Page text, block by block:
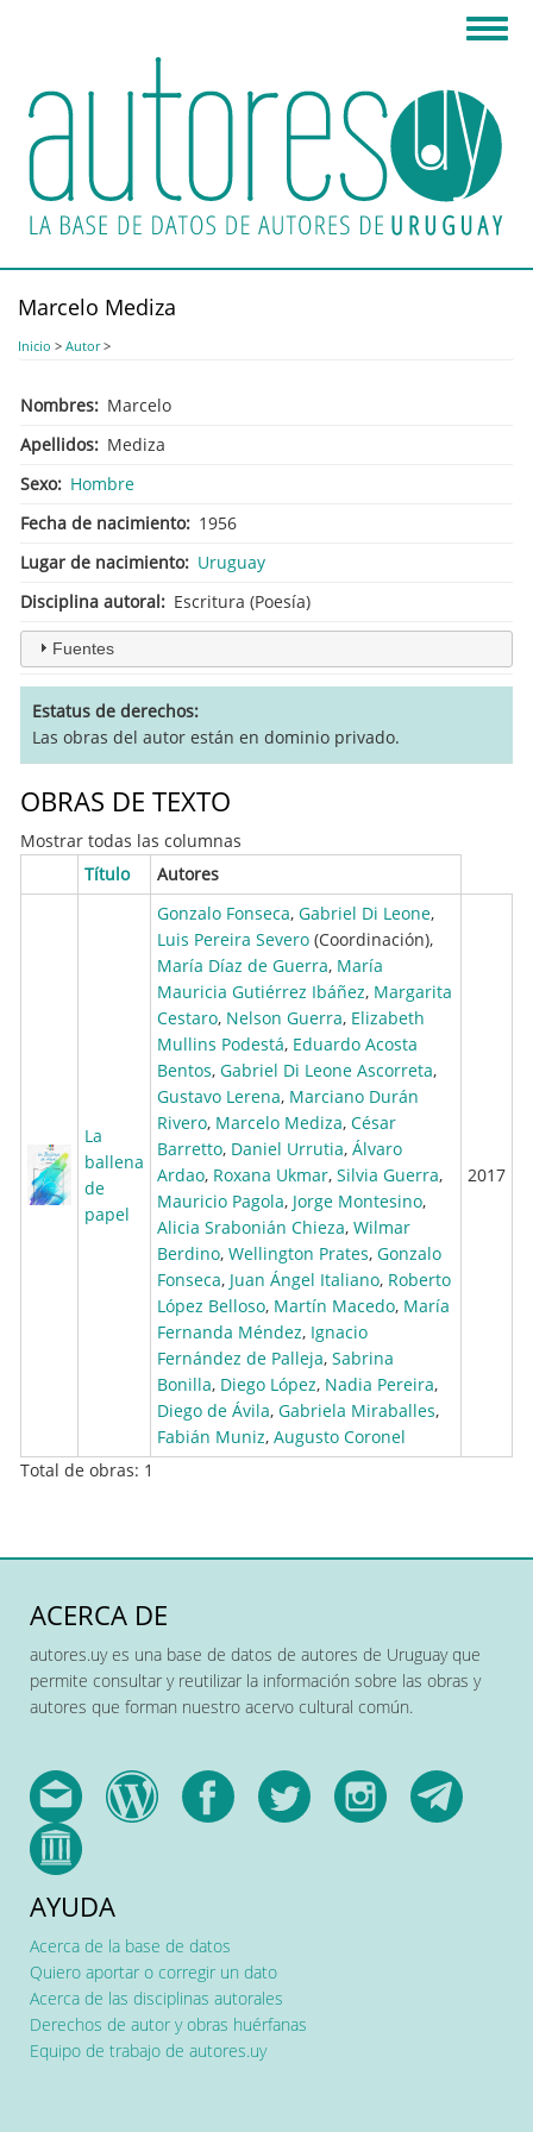
principal
Marcelo Mediza
Inicio > Autor>
Nombres
Marcelo
Apellidos
Mediza
Sexo
Hombre
Fecha de nacimiento
1956
Lugar de nacimiento
Uruguay
Disciplina autoral
Escritura (Poesía)
Fuentes
Estatus de derechos
Las obras del autor están en dominio privado.
OBRAS DE TEXTO
Mostrar todas las columnas
Título
Autores
La
ballena
de
papel
Gonzalo Fonseca, Gabriel Di Leone,
Luis Pereira Severo (Coordinación),
María Díaz de Guerra, María
Mauricia Gutiérrez Ibáñez, Margarita
Cestaro, Nelson Guerra, Elizabeth
Mullins Podestá, Eduardo Acosta
Bentos, Gabriel Di Leone Ascorreta,
Gustavo Lerena, Marciano Durán
Rivero, Marcelo Mediza, César
Barretto, Daniel Urrutia, Álvaro
Ardao, Roxana Ukmar, Silvia Guerra,
Mauricio Pagola, Jorge Montesino,
Alicia Srabonián Chieza, Wilmar
Berdino, Wellington Prates, Gonzalo
Fonseca, Juan Ángel Italiano, Roberto
López Belloso, Martín Macedo, María
Fernanda Méndez, Ignacio
Fernández de Palleja, Sabrina
Bonilla, Diego López, Nadia Pereira,
Diego de Ávila, Gabriela Miraballes,
Fabián Muniz, Augusto Coronel
2017
Total de obras: 1
ACERCA DE
autores.uy es una base de datos de autores de Uruguay que
permite consultar y reutilizar la información sobre las obras y
autores que forman nuestro acervo cultural común.
AYUDA
Acerca de la base de datos
Quiero aportar o corregir un dato
Acerca de las disciplinas autorales
Derechos de autor y obras huérfanas
Equipo de trabajo de autores.uy